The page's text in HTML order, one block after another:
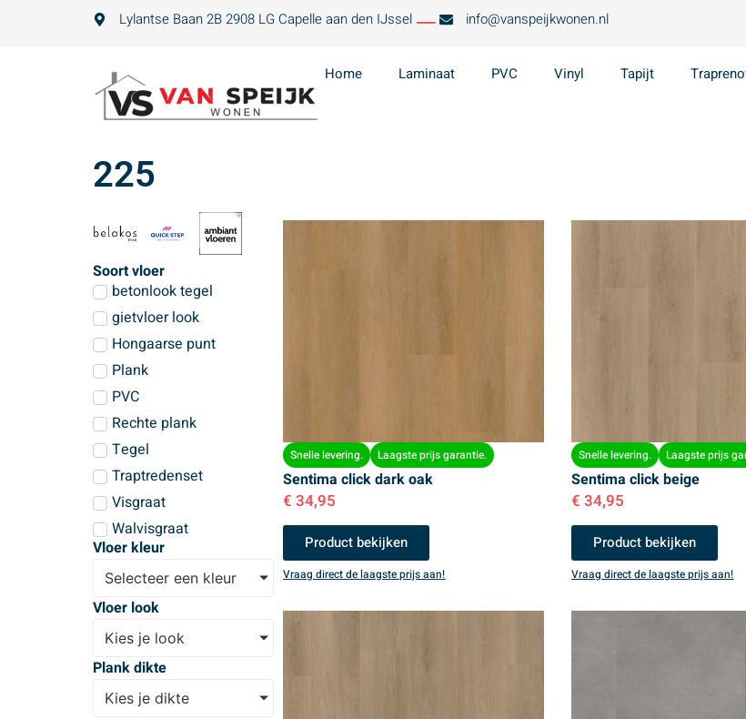
Lylantse Baan 2B 2908 LG Capelle aan den IJssel info@vanspeijkwonen.nl
Home Laminaat PVC Vinyl Tapijt
225
Soort vloer
betonlook tegel
gietvloer look
Hongaarse punt
Plank
PVC
Rechte plank
Tegel
Traptredenset
Visgraat
Walvisgraat
Vloer kleur
Selecteer een kleur
Vloer look
Kies je look
Plank dikte
Kies je dikte
Snelle levering. Laagste prijs garantie.
Sentima click dark oak
€ 34,95
Product bekijken
Vraag direct de laagste prijs aan!
Snelle levering. Laagste prijs
Sentima click beige
€ 34,95
Product bekijken
Vraag direct de laagste prijs aan!